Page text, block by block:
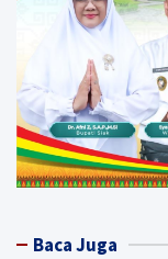
Baca Juga